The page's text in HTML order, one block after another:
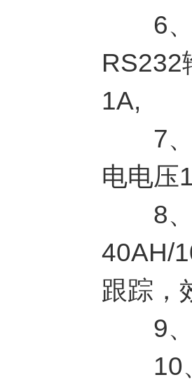
6、
RS232
1A,
7、
电电压
8、
40AH/
跟踪，
9、
10、